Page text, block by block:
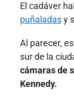
El cadáver
puñaladasy
Al parecer,
sur de la
cámaras de
Kennedy.